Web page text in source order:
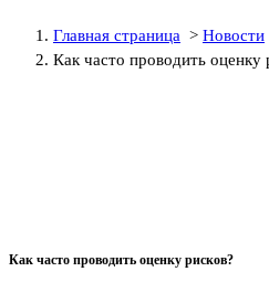
Главная страница > Новости
Как часто проводить оценку
Как часто проводить оценку рисков?